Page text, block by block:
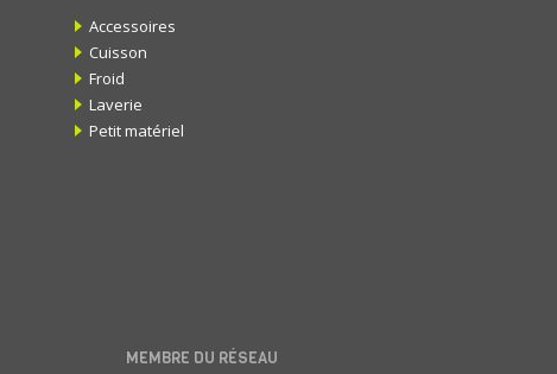
Accessoires
Cuisson
Froid
Laverie
Petit matériel
MEMBRE DU RÉSEAU